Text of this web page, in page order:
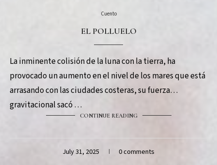
Cuento
EL POLLUELO
La inminente colisión de la luna con la tierra, ha
provocado un aumento en el nivel de los mares que está
arrasando con las ciudades costeras, su fuerza
gravitacional sacó …
CONTINUE READING
July 31, 2025 0 comments